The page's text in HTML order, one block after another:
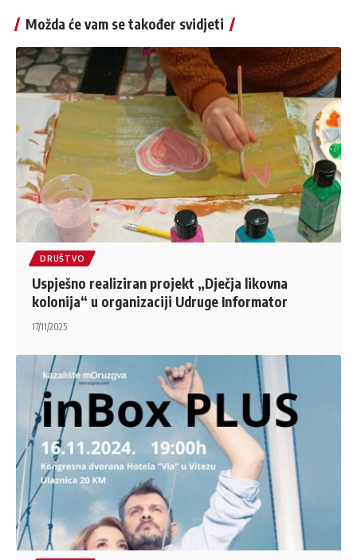
Možda će vam se također svidjeti
DRUŠTVO
Uspješno realiziran projekt „Dječja likovna
kolonija“ u organizaciji Udruge Informator
17/11/2025